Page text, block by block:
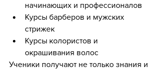
начинающих и профессионалов
Курсы барберов и мужских
стрижек
Курсы колористов и
окрашивания волос
Ученики получают не только знания и